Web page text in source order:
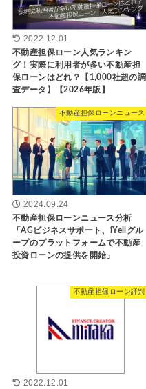
2022.12.01
不動産担保ローン人気ランキン
グ！実際に利用者が多い不動産担
保ローンはどれ？【1,000社超の調
査データ】【2026年版】
不動産担保ローンニュース
2024.09.24
不動産担保ローンニュース分析
「AGビジネスサポート、iYellグル
ープのプラットフォームで不動産
投資ローンの提供を開始」
不動産担保ローン評判
2022.12.01